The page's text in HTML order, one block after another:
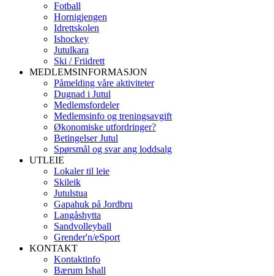
Fotball
Hornigjengen
Idrettskolen
Ishockey
Jutulkara
Ski / Friidrett
MEDLEMSINFORMASJON
Påmelding våre aktiviteter
Dugnad i Jutul
Medlemsfordeler
Medlemsinfo og treningsavgift
Økonomiske utfordringer?
Betingelser Jutul
Spørsmål og svar ang loddsalg
UTLEIE
Lokaler til leie
Skileik
Jutulstua
Gapahuk på Jordbru
Langåshytta
Sandvolleyball
Grender'n/eSport
KONTAKT
Kontaktinfo
Bærum Ishall